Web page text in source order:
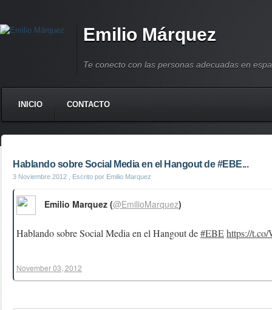
Emilio Márquez
Te conecto con las personas adecuadas en
INICIO CONTACTO
Hablando sobre Social Media en el Hangout de #EBE...
3 Noviembre 2012 , Escrito por Emilio Marquez
Hablando sobre Social Media en el Hangout de#EBEhttps://
Emilio Marquez (@EmilioMarquez)
November 03, 2012